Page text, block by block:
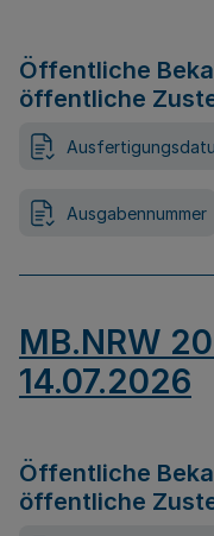
Öffentliche
öffentliche
Ausgabennummer
MB.NRW
14.07.2026
Öffentliche
öffentliche